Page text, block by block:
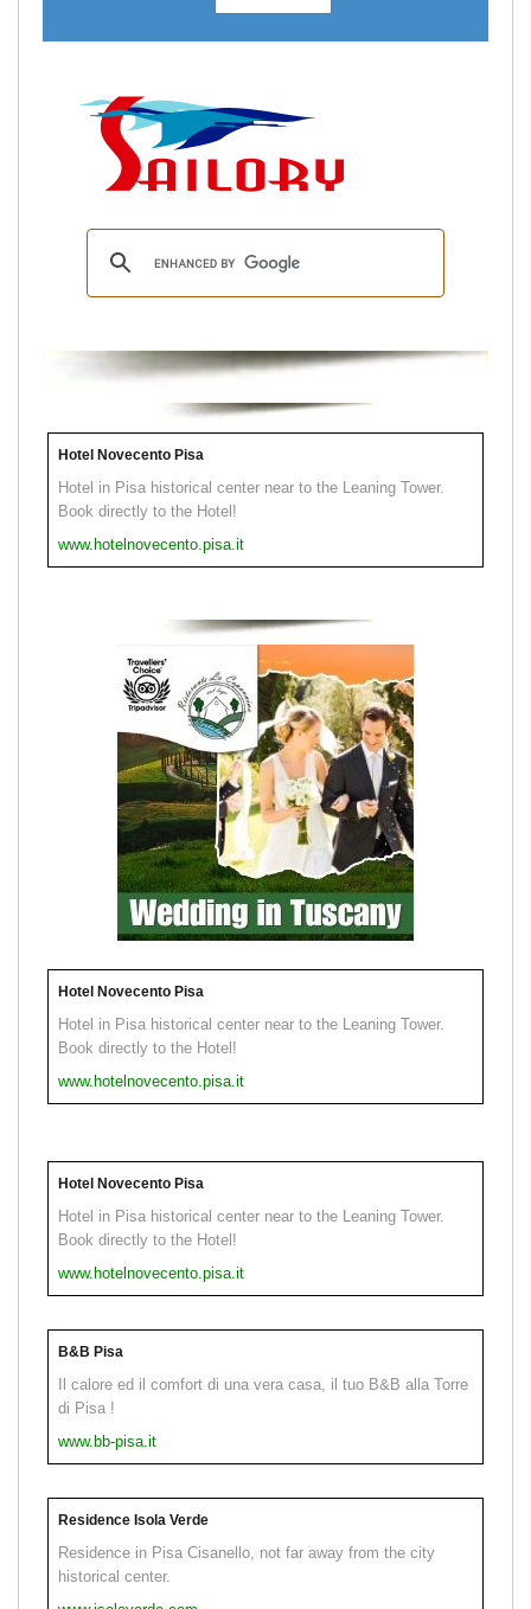
Hotel Novecento Pisa
Hotel in Pisa historical center near to the Leaning Tower.
Book directly to the Hotel!
www.hotelnovecento.pisa.it
Hotel Novecento Pisa
Hotel in Pisa historical center near to the Leaning Tower.
Book directly to the Hotel!
www.hotelnovecento.pisa.it
Hotel Novecento Pisa
Hotel in Pisa historical center near to the Leaning Tower.
Book directly to the Hotel!
www.hotelnovecento.pisa.it
B&B Pisa
Il calore ed il comfort di una vera casa, il tuo B&B alla Torre
di Pisa !
www.bb-pisa.it
Residence Isola Verde
Residence in Pisa Cisanello, not far away from the city
historical center.